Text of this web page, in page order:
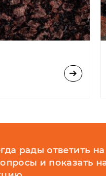
рады ответить на
и показать